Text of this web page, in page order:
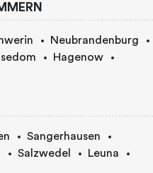
Neubrandenburg
Hagenow
Sangerhausen
Salzwedel
Leuna